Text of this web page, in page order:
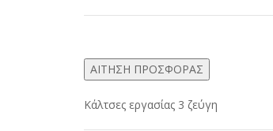
ΑΙΤΗΣΗ ΠΡΟΣΦΟΡΑΣ
Κάλτσες εργασίας 3 ζεύγη